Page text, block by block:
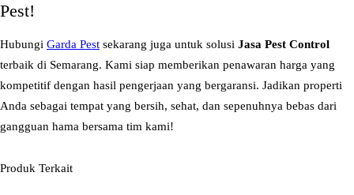
a
a
m
s
a
r
Pest!
Hubungi Garda Pest sekarang juga untuk solusi Jasa Pest Control
terbaik di Semarang. Kami siap memberikan penawaran harga yang
kompetitif dengan hasil pengerjaan yang bergaransi. Jadikan properti
Anda sebagai tempat yang bersih, sehat, dan sepenuhnya bebas dari
gangguan hama bersama tim kami!
Produk Terkait